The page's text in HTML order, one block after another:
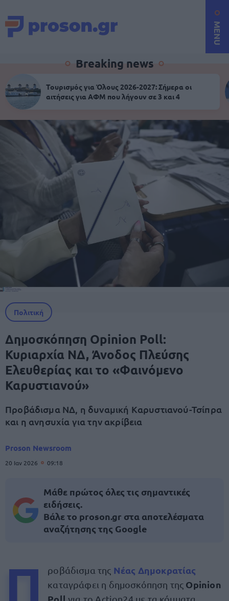
MENU
Breaking news
Τουρισμός για Όλους 2026-2027: Σήμερα οι
αιτήσεις για ΑΦΜ που λήγουν σε 3 και 4
Πολιτική
Δημοσκόπηση Opinion Poll:
Κυριαρχία ΝΔ, Άνοδος Πλεύσης
Ελευθερίας και το «Φαινόμενο
Καρυστιανού»
Προβάδισμα ΝΔ, η δυναμική Καρυστιανού-Τσίπρα
και η ανησυχία για την ακρίβεια
Proson Newsroom
20 Ιαν 2026 09:18
Μάθε πρώτος όλες τις σημαντικές
ειδήσεις.
Βάλε το proson.gr στα αποτελέσματα
αναζήτησης της Google
Π ροβάδισμα της Νέας Δημοκρατίας
καταγράφει η δημοσκόπηση της Opinion
για το Action24 με τα κόμματα